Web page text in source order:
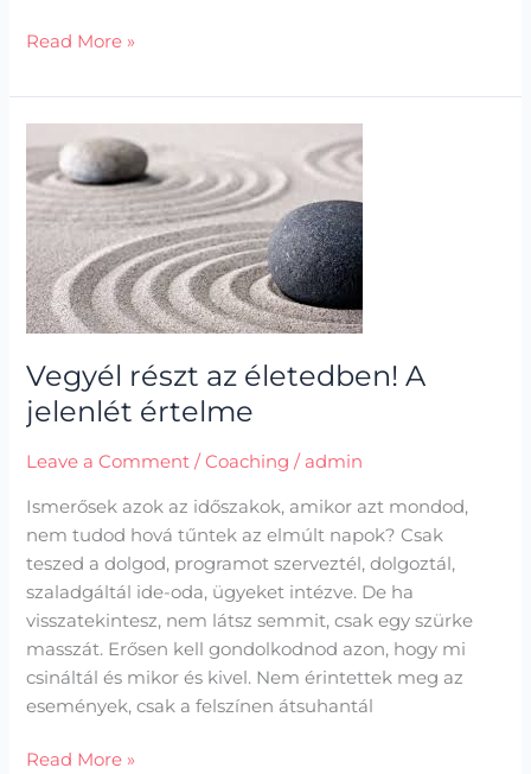
Read More »
Vegyél részt az életedben! A
jelenlét értelme
Leave a Comment /Coaching / admin
Ismerősek azok az időszakok, amikor azt mondod,
nem tudod hová tűntek az elmúlt napok? Csak
teszed a dolgod, programot szerveztél, dolgoztál,
szaladgáltál ide-oda, ügyeket intézve. De ha
visszatekintesz, nem látsz semmit, csak egy szürke
masszát. Erősen kell gondolkodnod azon, hogy mi
csináltál és mikor és kivel. Nem érintettek meg az
események, csak a felszínen átsuhantál
részt
az
életedben!
A
jelenlét
értelme
Read More »